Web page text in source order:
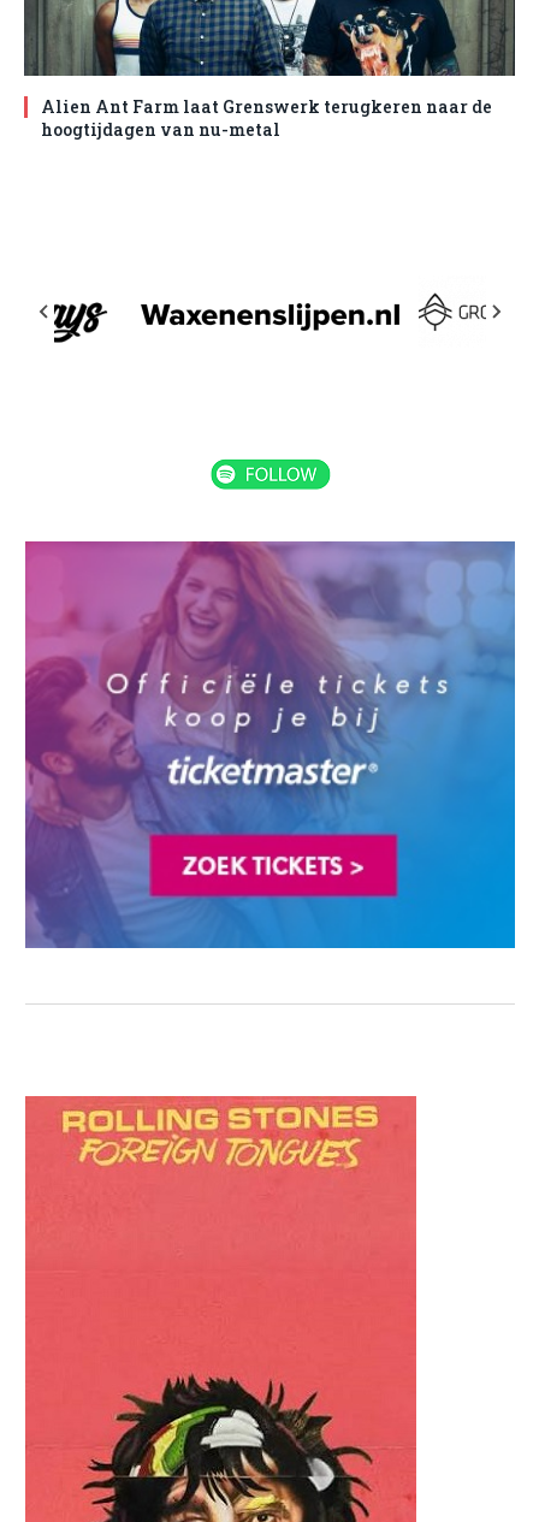
Alien Ant Farm laat Grenswerk terugkeren naar de
hoogtijdagen van nu-metal